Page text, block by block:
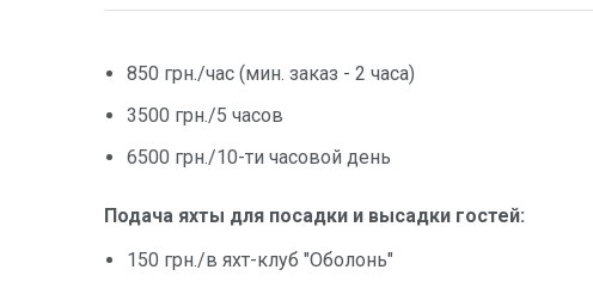
850 грн./час (мин. заказ - 2 часа)
3500 грн./5 часов
6500 грн./10-ти часовой день
Подача яхты для посадки и высадки гостей:
150 грн./в яхт-клуб "Оболонь"